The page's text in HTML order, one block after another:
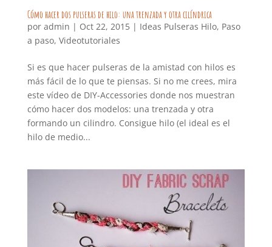
Cómo hacer dos pulseras de hilo: una trenzada y otra cilíndrica
por admin | Oct 22, 2015| Ideas Pulseras Hilo, Paso
a paso, Videotutoriales
Si es que hacer pulseras de la amistad con hilos es
más fácil de lo que te piensas. Si no me crees, mira
este vídeo de DIY-Accessories donde nos muestran
cómo hacer dos modelos: una trenzada y otra
formando un cilindro. Consigue hilo (el ideal es el
hilo de medio...